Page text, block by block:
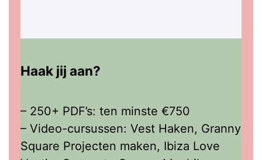
Haak jij aan?
– 250+ PDF’s: ten minste €750
– Video-cursussen: Vest Haken, Granny
Square Projecten maken, Ibiza Love